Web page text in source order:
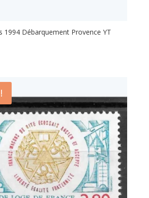
1994 Débarquement Provence YT